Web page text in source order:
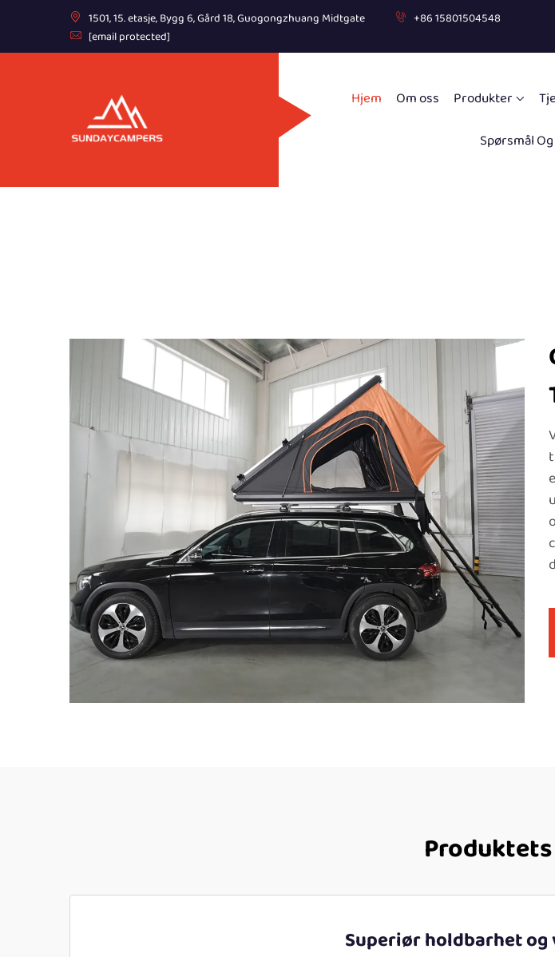
1501, 15. etasje, Bygg 6, Gård 18, Guogongzhuang Midtgate
+86 15801504548
[email protected]
Hjem Om oss Produkter
Spørsmål
Superiør holdbarhet